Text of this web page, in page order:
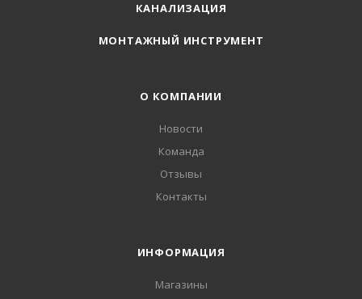
КАНАЛИЗАЦИЯ
МОНТАЖНЫЙ ИНСТРУМЕНТ
О КОМПАНИИ
Новости
Команда
Отзывы
Контакты
ИНФОРМАЦИЯ
Магазины